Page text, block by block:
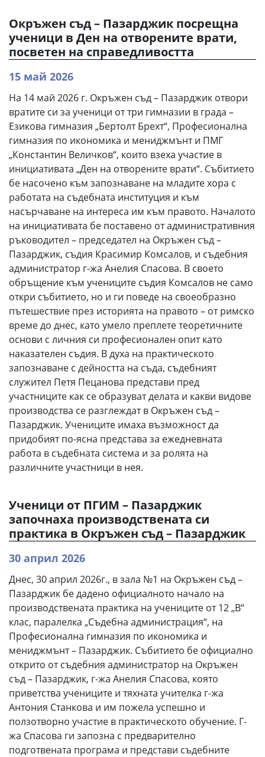
Окръжен съд – Пазарджик посрещна
ученици в Ден на отворените врати,
посветен на справедливостта
15 май 2026
На 14 май 2026 г. Окръжен съд – Пазарджик отвори
вратите си за ученици от три гимназии в града –
Езикова гимназия „Бертолт Брехт“, Професионална
гимназия по икономика и мениджмънт и ПМГ
„Константин Величков“, които взеха участие в
инициативата „Ден на отворените врати“. Събитието
бе насочено към запознаване на младите хора с
работата на съдебната институция и към
насърчаване на интереса им към правото. Началото
на инициативата бе поставено от административния
ръководител – председател на Окръжен съд –
Пазарджик, съдия Красимир Комсалов, и съдебния
администратор г-жа Анелия Спасова. В своето
обръщение към учениците съдия Комсалов не само
откри събитието, но и ги поведе на своеобразно
пътешествие през историята на правото – от римско
време до днес, като умело преплете теоретичните
основи с личния си професионален опит като
наказателен съдия. В духа на практическото
запознаване с дейността на съда, съдебният
служител Петя Пецанова представи пред
участниците как се образуват делата и какви видове
производства се разглеждат в Окръжен съд –
Пазарджик. Учениците имаха възможност да
придобият по-ясна представа за ежедневната
работа в съдебната система и за ролята на
различните участници в нея.
Ученици от ПГИМ – Пазарджик
започнаха производствената си
практика в Окръжен съд – Пазарджик
30 април 2026
Днес, 30 април 2026г., в зала №1 на Окръжен съд –
Пазарджик бе дадено официалното начало на
производствената практика на учениците от 12 „В“
клас, паралелка „Съдебна администрация“, на
Професионална гимназия по икономика и
мениджмънт – Пазарджик. Събитието бе официално
открито от съдебния администратор на Окръжен
съд – Пазарджик, г-жа Анелия Спасова, която
приветства учениците и тяхната учителка г-жа
Антония Станкова и им пожела успешно и
ползотворно участие в практическото обучение. Г-
жа Спасова ги запозна с предварително
подготвената програма и представи съдебните